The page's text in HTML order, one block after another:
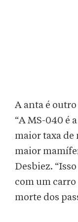
A anta é
“A MS-040 é
maior taxa de
maior
Desbiez.
com um carro
morte dos